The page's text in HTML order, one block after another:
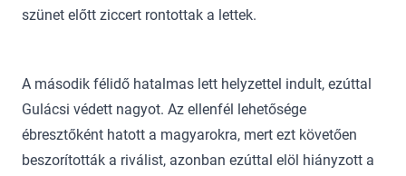
szünet előtt ziccert rontottak a lettek.
A második félidő hatalmas lett helyzettel indult, ezúttal
Gulácsi védett nagyot. Az ellenfél lehetősége
ébresztőként hatott a magyarokra, mert ezt követően
beszorították a riválist, azonban ezúttal elöl hiányzott a